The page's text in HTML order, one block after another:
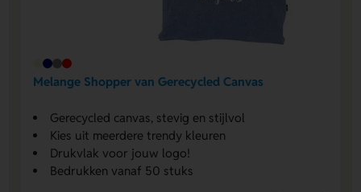
Melange Shopper van Gerecycled Canvas
Gerecycled canvas, stevig en stijlvol
Kies uit meerdere trendy kleuren
Drukvlak voor jouw logo!
Bedrukken vanaf 50 stuks